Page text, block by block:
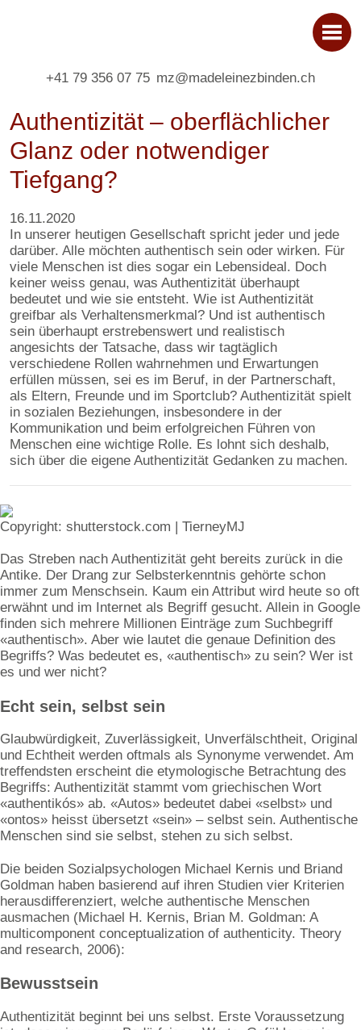
+41 79 356 07 75 mz@madeleinezbinden.ch
Authentizität – oberflächlicher
Glanz oder notwendiger
Tiefgang?
16.11.2020
In unserer heutigen Gesellschaft spricht jeder und jede
darüber. Alle möchten authentisch sein oder wirken. Für
viele Menschen ist dies sogar ein Lebensideal. Doch
keiner weiss genau, was Authentizität überhaupt
bedeutet und wie sie entsteht. Wie ist Authentizität
greifbar als Verhaltensmerkmal? Und ist authentisch
sein überhaupt erstrebenswert und realistisch
angesichts der Tatsache, dass wir tagtäglich
verschiedene Rollen wahrnehmen und Erwartungen
erfüllen müssen, sei es im Beruf, in der Partnerschaft,
als Eltern, Freunde und im Sportclub? Authentizität spielt
in sozialen Beziehungen, insbesondere in der
Kommunikation und beim erfolgreichen Führen von
Menschen eine wichtige Rolle. Es lohnt sich deshalb,
sich über die eigene Authentizität Gedanken zu machen.
Copyright: shutterstock.com | TierneyMJ
Das Streben nach Authentizität geht bereits zurück in die
Antike. Der Drang zur Selbsterkenntnis gehörte schon
immer zum Menschsein. Kaum ein Attribut wird heute so oft
erwähnt und im Internet als Begriff gesucht. Allein in Google
finden sich mehrere Millionen Einträge zum Suchbegriff
«authentisch». Aber wie lautet die genaue Definition des
Begriffs? Was bedeutet es, «authentisch» zu sein? Wer ist
es und wer nicht?
Echt sein, selbst sein
Glaubwürdigkeit, Zuverlässigkeit, Unverfälschtheit, Original
und Echtheit werden oftmals als Synonyme verwendet. Am
treffendsten erscheint die etymologische Betrachtung des
Begriffs: Authentizität stammt vom griechischen Wort
«authentikós» ab. «Autos» bedeutet dabei «selbst» und
«ontos» heisst übersetzt «sein» – selbst sein. Authentische
Menschen sind sie selbst, stehen zu sich selbst.
Die beiden Sozialpsychologen Michael Kernis und Briand
Goldman haben basierend auf ihren Studien vier Kriterien
herausdifferenziert, welche authentische Menschen
ausmachen (Michael H. Kernis, Brian M. Goldman: A
multicomponent conceptualization of authenticity. Theory
and research, 2006):
Bewusstsein
Authentizität beginnt bei uns selbst. Erste Voraussetzung